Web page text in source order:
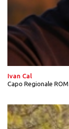
Ivan Cal
Capo Regionale ROM